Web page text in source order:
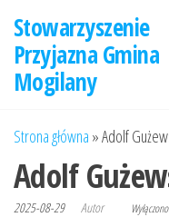
treści
Stowarzyszenie
Przyjazna Gmina
Mogilany
Strona główna »Adolf
Adolf
2025-08-29 Autor Wyłączono